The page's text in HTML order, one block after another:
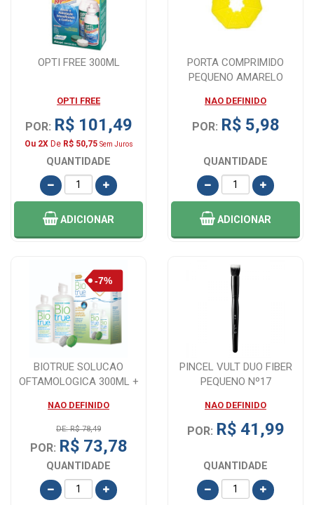
OPTI FREE 300ML
OPTI FREE
POR: R$ 101,49
Ou 2XDe R$ 50,75 Sem Juros
QUANTIDADE
ADICIONAR
PORTA COMPRIMIDO
PEQUENO AMARELO
NAO DEFINIDO
POR: R$ 5,98
QUANTIDADE
ADICIONAR
BIOTRUE SOLUCAO
OFTAMOLOGICA 300ML +
NAO DEFINIDO
DE: R$ 78,49
POR: R$ 73,78
QUANTIDADE
PINCEL VULT DUO FIBER
PEQUENO Nº17
NAO DEFINIDO
POR: R$ 41,99
QUANTIDADE